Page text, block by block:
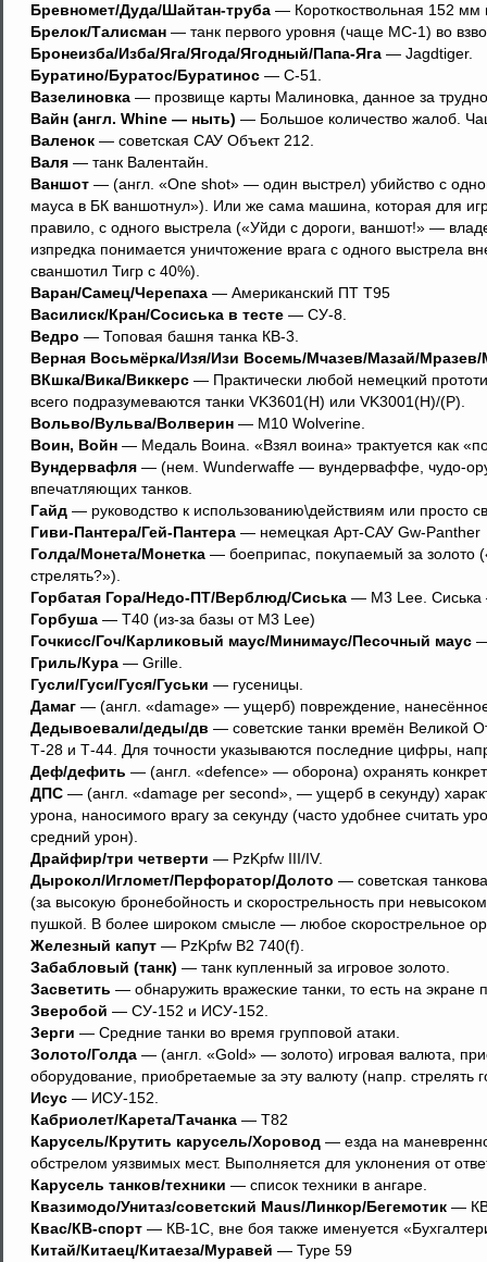
Бревномет/Дуда/Шайтан-труба — Короткоствольная 152 мм
Брелок/Талисман — танк первого уровня (чаще MC-1) во
Бронеизба/Изба/Яга/Ягода/Ягодный/Папа-Яга — Jagdtiger.
Буратино/Буратос/Буратинос — С-51.
Вазелиновка — прозвище карты Малиновка, данное за
Вайн (англ. Whine — ныть) — Большое количество жалоб.
Валенок — советская САУ Объект 212.
Валя — танк Валентайн.
Ваншот — (англ. «One shot» — один выстрел) убийство с
мауса в БК ваншотнул»). Или же сама машина, которая для
правило, с одного выстрела («Уйди с дороги, ваншот!» —
изпредка понимается уничтожение врага с одного выстрела
сваншотил Тигр с 40%).
Варан/Самец/Черепаха — Американский ПТ T95
Василиск/Кран/Сосиська в тесте — СУ-8.
Ведро — Топовая башня танка КВ-3.
Верная Восьмёрка/Изя/Изи Восемь/Мчазев/Мазай/Мразев/
ВКшка/Вика/Виккерс — Практически любой немецкий
всего подразумеваются танки VK3601(H) или VK3001(H)/(P).
Вольво/Вульва/Волверин — M10 Wolverine.
Воин, Войн — Медаль Воина. «Взял воина» трактуется как
Вундервафля — (нем. Wunderwaffe — вундерваффе, чудо-
впечатляющих танков.
Гайд — руководство к использованию\действиям или просто
Гиви-Пантера/Гей-Пантера — немецкая Арт-САУ Gw-Panther
Голда/Монета/Монетка — боеприпас, покупаемый за золото
стрелять?»).
Горбатая Гора/Недо-ПТ/Верблюд/Сиська — M3 Lee. Сиська
Горбуша — T40 (из-за базы от M3 Lee)
Гочкисс/Гоч/Карликовый маус/Минимаус/Песочный маус
Гриль/Кура — Grille.
Гусли/Гуси/Гуся/Гуськи — гусеницы.
Дамаг — (англ. «damage» — ущерб) повреждение, нанесённое
Дедывоевали/деды/дв — советские танки времён Великой
Т-28 и Т-44. Для точности указываются последние цифры,
Деф/дефить — (англ. «defence» — оборона) охранять
ДПС — (англ. «damage per second», — ущерб в секунду)
урона, наносимого врагу за секунду (часто удобнее считать
средний урон).
Драйфир/три четверти — PzKpfw III/IV.
Дырокол/Игломет/Перфоратор/Долото — советская
(за высокую бронебойность и скорострельность при
пушкой. В более широком смысле — любое скорострельное
Железный капут — PzKpfw B2 740(f).
Забабловый (танк) — танк купленный за игровое золото.
Засветить — обнаружить вражеские танки, то есть на
Зверобой — СУ-152 и ИСУ-152.
Зерги — Средние танки во время групповой атаки.
Золото/Голда — (англ. «Gold» — золото) игровая валюта,
оборудование, приобретаемые за эту валюту (напр. стрелять
Исус — ИСУ-152.
Кабриолет/Карета/Тачанка — Т82
Карусель/Крутить карусель/Хоровод — езда на
обстрелом уязвимых мест. Выполняется для уклонения от
Карусель танков/техники — список техники в ангаре.
Квазимодо/Унитаз/советский Maus/Линкор/Бегемотик —
Квас/КВ-спорт — КВ-1С, вне боя также именуется
Китай/Китаец/Китаеза/Муравей — Type 59